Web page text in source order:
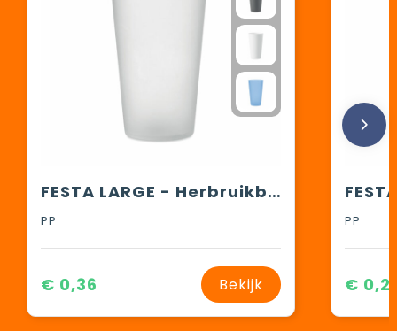
FESTA LARGE - Herbruikbare event beker 500ml
PP
€ 0,36 Bekijk
PP
€